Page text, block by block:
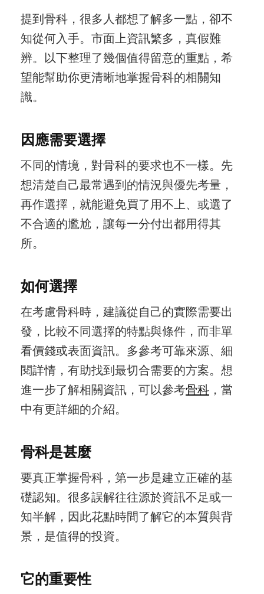
提到骨科，很多人都想了解多一點，卻不
知從何入手。市面上資訊繁多，真假難
辨。以下整理了幾個值得留意的重點，希
望能幫助你更清晰地掌握骨科的相關知
識。
因應需要選擇
不同的情境，對骨科的要求也不一樣。先
想清楚自己最常遇到的情況與優先考量，
再作選擇，就能避免買了用不上、或選了
不合適的尷尬，讓每一分付出都用得其
所。
如何選擇
在考慮骨科時，建議從自己的實際需要出
發，比較不同選擇的特點與條件，而非單
看價錢或表面資訊。多參考可靠來源、細
閱詳情，有助找到最切合需要的方案。想
進一步了解相關資訊，可以參考骨科 ，當
中有更詳細的介紹。
骨科是甚麼
要真正掌握骨科，第一步是建立正確的基
礎認知。很多誤解往往源於資訊不足或一
知半解，因此花點時間了解它的本質與背
景，是值得的投資。
它的重要性